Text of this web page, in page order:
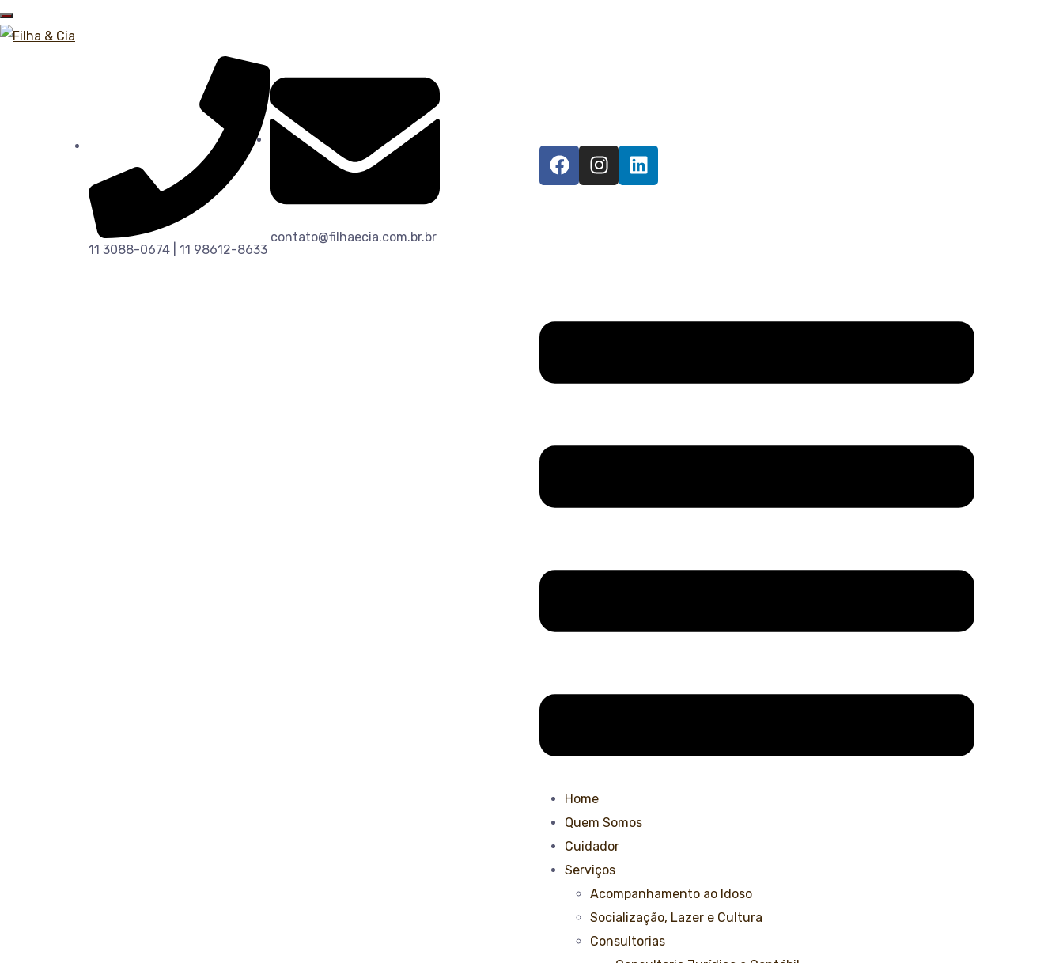
11 3088-0674 | 11 98612-8633
contato@filhaecia.com.br.br
Home
Quem Somos
Cuidador
Serviços
Acompanhamento ao Idoso
Socialização, Lazer e Cultura
Consultorias